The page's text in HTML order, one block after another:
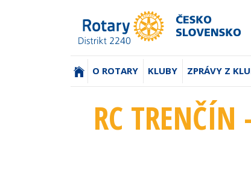
(AKTUÁLNÍ)
O ROTARY KLUBY ZPRÁVY Z
RC